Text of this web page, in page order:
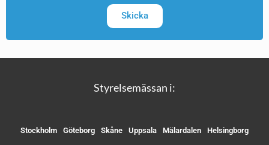
Skicka
Styrelsemässan i:
Stockholm Göteborg Skåne Uppsala Mälardalen Helsingborg